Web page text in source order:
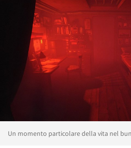
Un momento particolare della vita nel